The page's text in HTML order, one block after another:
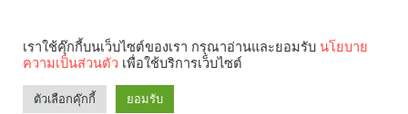
เราใช้คุ๊กกี้บนเว็บไซต์ของเรา กรุณาอ่านและยอมรับ นโยบาย
ความเป็นส่วนตัว เพื่อใช้บริการเว็บไซต์
ตัวเลือกคุ๊กกี้ ยอมรับ